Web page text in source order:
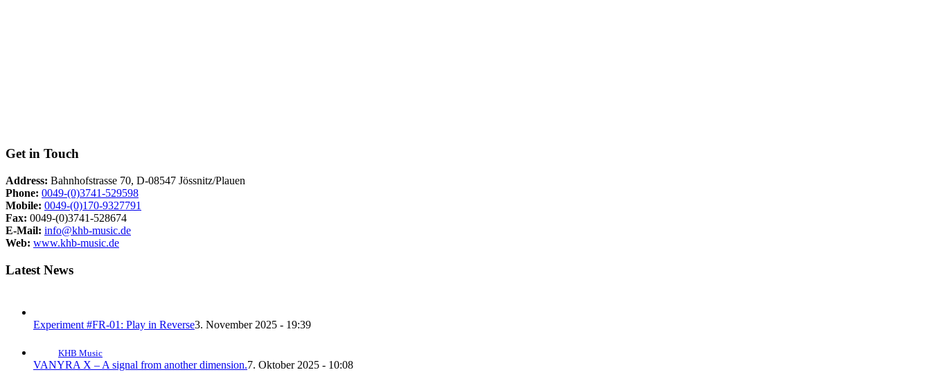
Get in Touch
Address: Bahnhofstrasse 70, D-08547 Jössnitz/Plauen
Phone: 0049-(0)3741-529598
Mobile: 0049-(0)170-9327791
Fax: 0049-(0)3741-528674
E-Mail: info@khb-music.de
Web: www.khb-music.de
Latest News
Experiment #FR-01: Play in Reverse3. November 2025 - 19:39
KHB Music
VANYRA X – A signal from another dimension.7. Oktober 2025 - 10:08